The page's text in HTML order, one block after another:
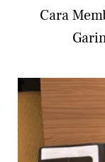
Cara